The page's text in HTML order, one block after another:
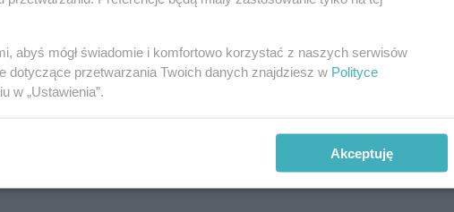
zostało
który jest szczegółowo
- Komenda Miejska Policji w
tożsamości pozostałych uczestników
abyś mógł świadomie i komfortowo korzystać z naszych serwisów
dotyczące przetwarzania Twoich danych znajdziesz w Polityce
w „Ustawienia”.
Akceptuję